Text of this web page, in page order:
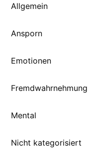
Allgemein
Ansporn
Emotionen
Fremdwahrnehmung
Mental
Nicht kategorisiert